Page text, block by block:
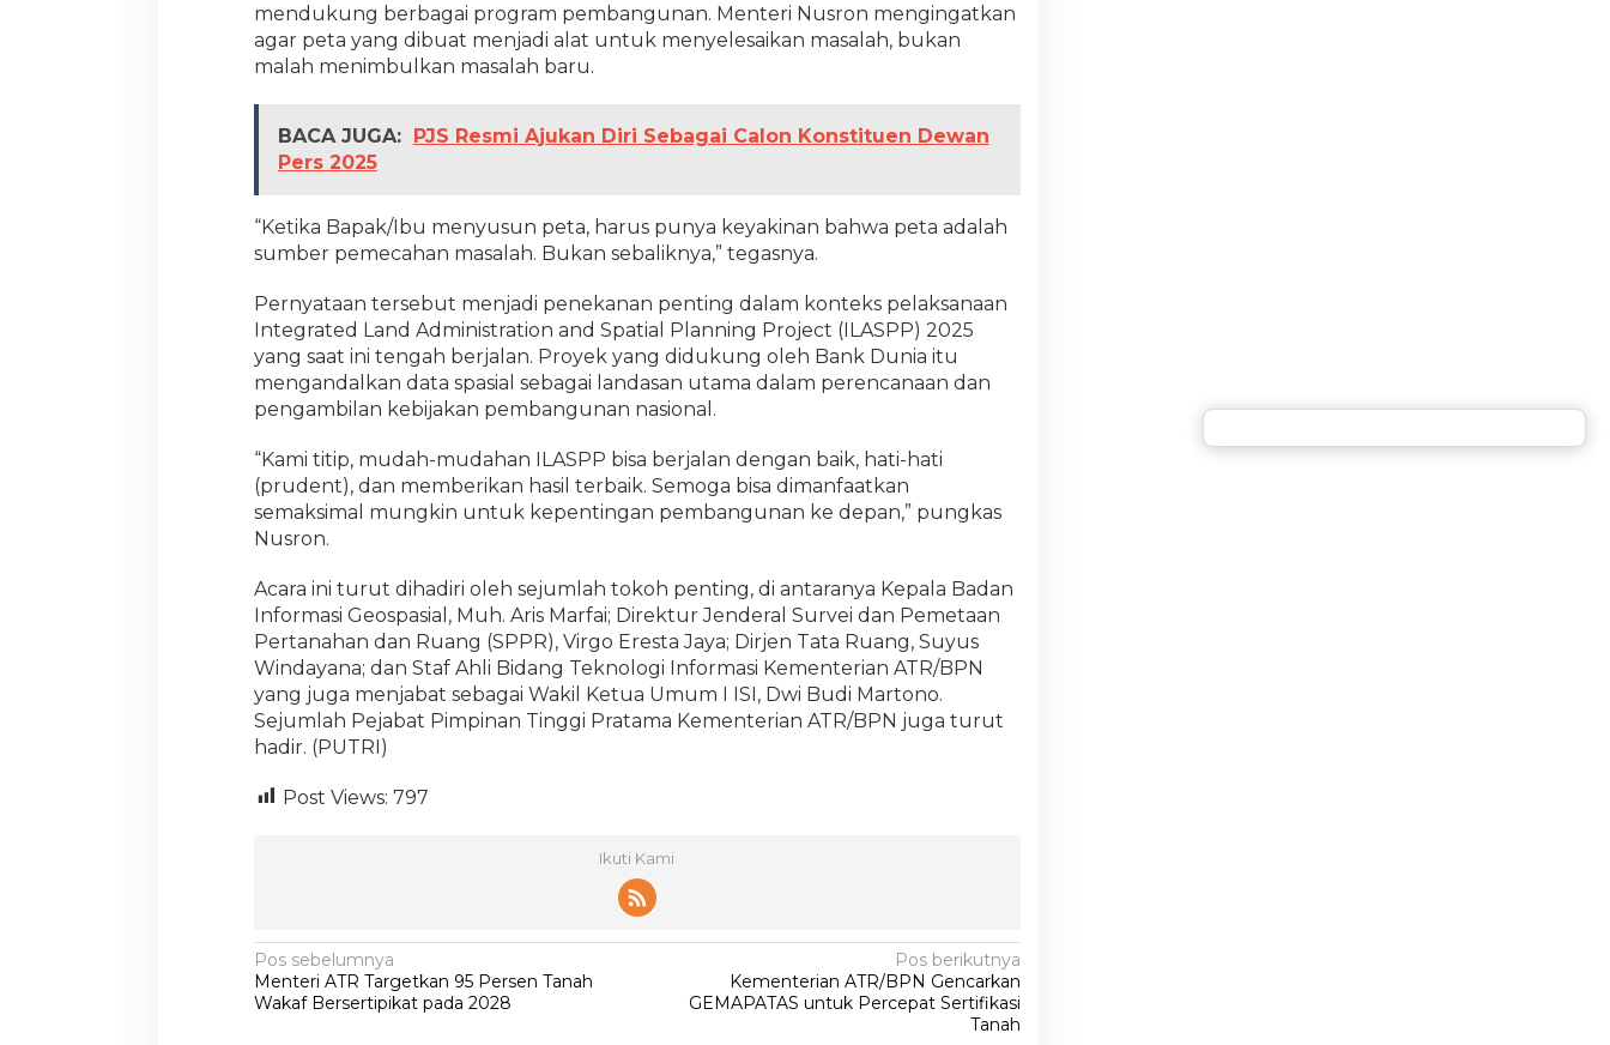
mendukung berbagai program pembangunan. Menteri Nusron mengingatkan
agar peta yang dibuat menjadi alat untuk menyelesaikan masalah, bukan
malah menimbulkan masalah baru.
BACA JUGA: PJS Resmi Ajukan Diri Sebagai Calon Konstituen Dewan
Pers 2025
“Ketika Bapak/Ibu menyusun peta, harus punya keyakinan bahwa peta adalah
sumber pemecahan masalah. Bukan sebaliknya,” tegasnya.
Pernyataan tersebut menjadi penekanan penting dalam konteks pelaksanaan
Integrated Land Administration and Spatial Planning Project (ILASPP) 2025
yang saat ini tengah berjalan. Proyek yang didukung oleh Bank Dunia itu
mengandalkan data spasial sebagai landasan utama dalam perencanaan dan
pengambilan kebijakan pembangunan nasional.
“Kami titip, mudah-mudahan ILASPP bisa berjalan dengan baik, hati-hati
(prudent), dan memberikan hasil terbaik. Semoga bisa dimanfaatkan
semaksimal mungkin untuk kepentingan pembangunan ke depan,” pungkas
Nusron.
Acara ini turut dihadiri oleh sejumlah tokoh penting, di antaranya Kepala Badan
Informasi Geospasial, Muh. Aris Marfai; Direktur Jenderal Survei dan Pemetaan
Pertanahan dan Ruang (SPPR), Virgo Eresta Jaya; Dirjen Tata Ruang, Suyus
Windayana; dan Staf Ahli Bidang Teknologi Informasi Kementerian ATR/BPN
yang juga menjabat sebagai Wakil Ketua Umum I ISI, Dwi Budi Martono.
Sejumlah Pejabat Pimpinan Tinggi Pratama Kementerian ATR/BPN juga turut
hadir. (PUTRI)
Post Views: 797
Ikuti Kami
N
a
Pos sebelumnya
Menteri ATR Targetkan 95 Persen Tanah
Wakaf Bersertipikat pada 2028
Pos berikutnya
Kementerian ATR/BPN Gencarkan
GEMAPATAS untuk Percepat Sertifikasi
Tanah